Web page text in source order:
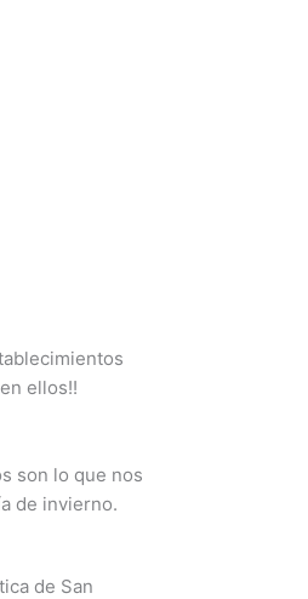
ellos!!
son lo que nos
de invierno.
de San